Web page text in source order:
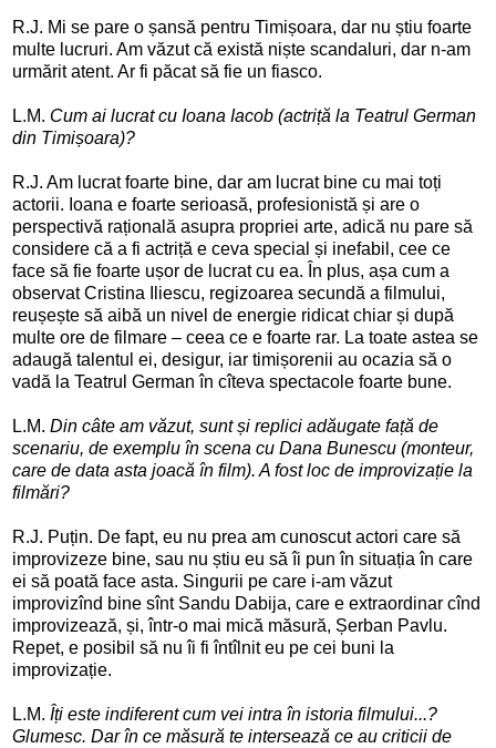
R.J. Mi se pare o șansă pentru Timișoara, dar nu știu foarte
multe lucruri. Am văzut că există niște scandaluri, dar n-am
urmărit atent. Ar fi păcat să fie un fiasco.
L.M. Cum ai lucrat cu Ioana Iacob (actriță la Teatrul German
din Timișoara)?
R.J. Am lucrat foarte bine, dar am lucrat bine cu mai toți
actorii. Ioana e foarte serioasă, profesionistă și are o
perspectivă rațională asupra propriei arte, adică nu pare să
considere că a fi actriță e ceva special și inefabil, cee ce
face să fie foarte ușor de lucrat cu ea. În plus, așa cum a
observat Cristina Iliescu, regizoarea secundă a filmului,
reușește să aibă un nivel de energie ridicat chiar și după
multe ore de filmare – ceea ce e foarte rar. La toate astea se
adaugă talentul ei, desigur, iar timișorenii au ocazia să o
vadă la Teatrul German în cîteva spectacole foarte bune.
L.M. Din câte am văzut, sunt și replici adăugate față de
scenariu, de exemplu în scena cu Dana Bunescu (monteur,
care de data asta joacă în film). A fost loc de improvizație la
filmări?
R.J. Puțin. De fapt, eu nu prea am cunoscut actori care să
improvizeze bine, sau nu știu eu să îi pun în situația în care
ei să poată face asta. Singurii pe care i-am văzut
improvizînd bine sînt Sandu Dabija, care e extraordinar cînd
improvizează, și, într-o mai mică măsură, Șerban Pavlu.
Repet, e posibil să nu îi fi întîlnit eu pe cei buni la
improvizație.
L.M. Îți este indiferent cum vei intra în istoria filmului...?
Glumesc. Dar în ce măsură te intersează ce au criticii de